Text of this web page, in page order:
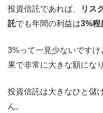
投資信託であれば、
リス
託でも年間の利益は3%程
3%って一見少ないです
果で非常に大きな額にな
投資信託は大きなひと儲
ん。